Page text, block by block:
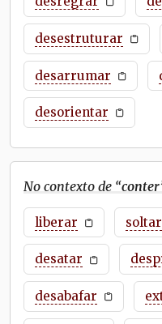
desestruturar
desarrumar
desorientar
No contexto de “conter
liberar soltar
desatar
desabafar